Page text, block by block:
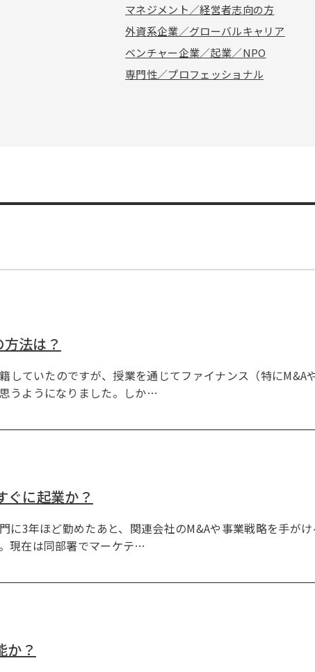
マネジメント／経営者志向の方
外資系企業／グローバルキャリア
ベンチャー企業／起業／NPO
専門性／プロフェッショナル
法は？
ていたのですが、授業を通じてファイナンス（特にM&A
うようになりました。しか…
ぐに起業か？
3年ほど勤めたあと、関連会社のM&Aや事業戦略を手が
現在は同部署でマーケテ…
か？